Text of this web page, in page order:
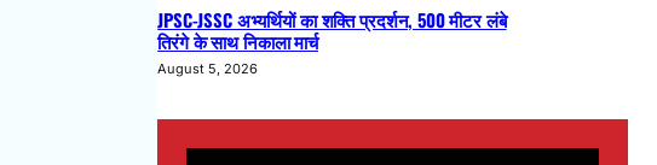
JPSC-JSSC अभ्यर्थियों का शक्ति प्रदर्शन, 500 मीटर लंबे
तिरंगे के साथ निकाला मार्च
August 5, 2026